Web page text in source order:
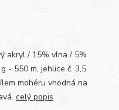
akryl / 15% vlna / 5%
- 550 m, jehlice č. 3,5
mohéru vhodná na
celý popis